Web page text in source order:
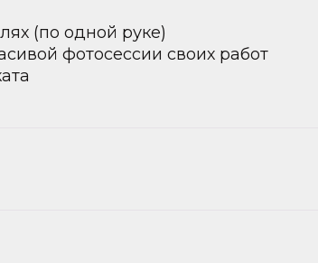
(по одной руке)
фотосессии своих работ